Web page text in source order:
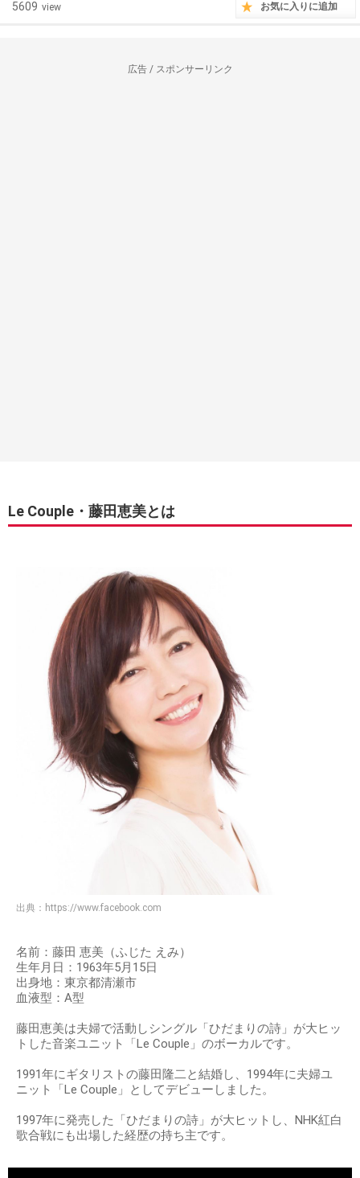
5609 view お気に入りに追加
広告 / スポンサーリンク
Le Couple・藤田恵美とは
出典： https://www.facebook.com
名前：藤田 恵美（ふじた えみ）
生年月日：1963年5月15日
出身地：東京都清瀬市
血液型：A型
藤田恵美は夫婦で活動しシングル「ひだまりの詩」が大ヒッ
トした音楽ユニット「Le Couple」のボーカルです。
1991年にギタリストの藤田隆二と結婚し、1994年に夫婦ユ
ニット「Le Couple」としてデビューしました。
1997年に発売した「ひだまりの詩」が大ヒットし、NHK紅白
歌合戦にも出場した経歴の持ち主です。